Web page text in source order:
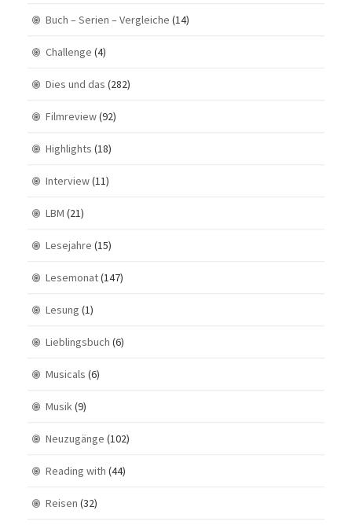
Buch – Serien – Vergleiche (14)
Challenge (4)
Dies und das (282)
Filmreview(92)
Highlights (18)
Interview(11)
LBM (21)
Lesejahre (15)
Lesemonat(147)
Lesung (1)
Lieblingsbuch (6)
Musicals (6)
Musik(9)
Neuzugänge (102)
Reading with (44)
Reisen (32)